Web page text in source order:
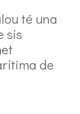
té una
sis
de